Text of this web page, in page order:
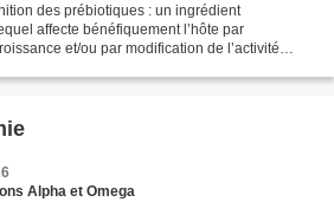
des prébiotiques : un ingrédient
affecte bénéfiquement l’hôte par
et/ou par modification de l’activité
Alpha et Omega